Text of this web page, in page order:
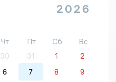
2026
Чт Пт Сб
Вс
30 31 1
2
6 7 8
9